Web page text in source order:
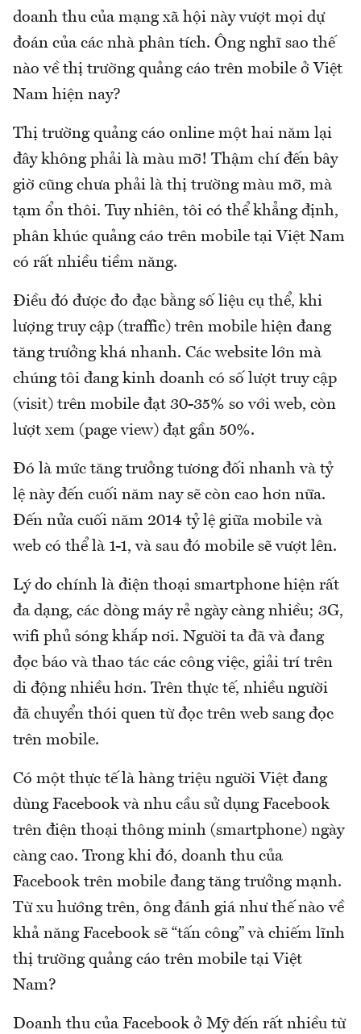
doanh thu của mạng xã hội này vượt mọi dự
đoán của các nhà phân tích. Ông nghĩ sao thế
nào về thị trường quảng cáo trên mobile ở Việt
Nam hiện nay?
Thị trường quảng cáo online một hai năm lại
đây không phải là màu mỡ! Thậm chí đến bây
giờ cũng chưa phải là thị trường màu mỡ, mà
tạm ổn thôi. Tuy nhiên, tôi có thể khẳng định,
phân khúc quảng cáo trên mobile tại Việt Nam
có rất nhiều tiềm năng.
Điều đó được đo đạc bằng số liệu cụ thể, khi
lượng truy cập (traffic) trên mobile hiện đang
tăng trưởng khá nhanh. Các website lớn mà
chúng tôi đang kinh doanh có số lượt truy cập
(visit) trên mobile đạt 30-35% so với web, còn
lượt xem (page view) đạt gần 50%.
Đó là mức tăng trưởng tương đối nhanh và tỷ
lệ này đến cuối năm nay sẽ còn cao hơn nữa.
Đến nửa cuối năm 2014 tỷ lệ giữa mobile và
web có thể là 1-1, và sau đó mobile sẽ vượt lên.
Lý do chính là điện thoại smartphone hiện rất
đa dạng, các dòng máy rẻ ngày càng nhiều; 3G,
wifi phủ sóng khắp nơi. Người ta đã và đang
đọc báo và thao tác các công việc, giải trí trên
di động nhiều hơn. Trên thực tế, nhiều người
đã chuyển thói quen từ đọc trên web sang đọc
trên mobile.
Có một thực tế là hàng triệu người Việt đang
dùng Facebook và nhu cầu sử dụng Facebook
trên điện thoại thông minh (smartphone) ngày
càng cao. Trong khi đó, doanh thu của
Facebook trên mobile đang tăng trưởng mạnh.
Từ xu hướng trên, ông đánh giá như thế nào về
khả năng Facebook sẽ “tấn công” và chiếm lĩnh
thị trường quảng cáo trên mobile tại Việt
Nam?
Doanh thu của Facebook ở Mỹ đến rất nhiều từ